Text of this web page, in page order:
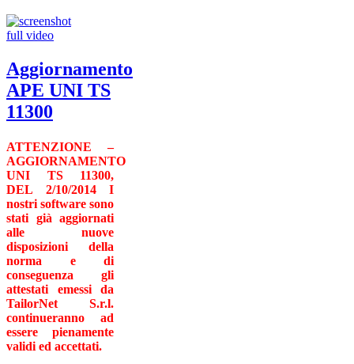
Aggiornamento
APE UNI TS
11300
ATTENZIONE –
AGGIORNAMENTO
UNI TS 11300,
DEL 2/10/2014I
nostri software sono
stati già aggiornati
alle nuove
disposizioni della
norma e di
conseguenza gli
attestati emessi da
TailorNet S.r.l.
continueranno ad
essere pienamente
validi ed accettati.